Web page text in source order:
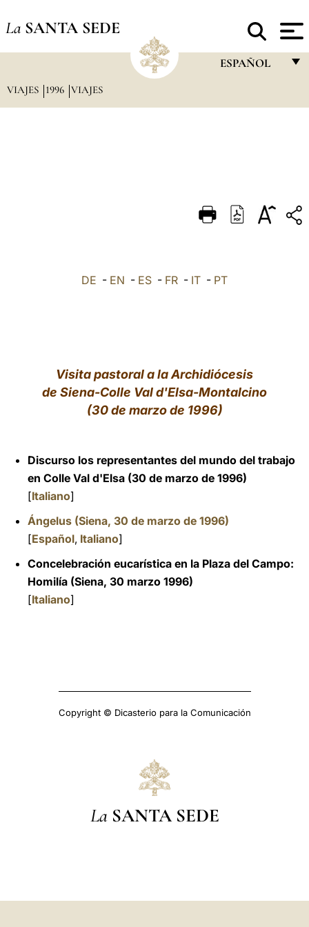
La SANTA SEDE
ESPAÑOL
DEUTSCH
العربيّة
VIAJES 1996 VIAJES
DE - EN - ES - FR - IT - PT
Visita pastoral a la Archidiócesis
de Siena-Colle Val d'Elsa-Montalcino
(30 de marzo de 1996)
Discurso los representantes del mundo del trabajo
en Colle Val d'Elsa (30 de marzo de 1996)
[Italiano]
Ángelus (Siena, 30 de marzo de 1996)
[Español, Italiano]
Concelebración eucarística en la Plaza del Campo:
Homilía (Siena, 30 marzo 1996)
[Italiano]
Copyright © Dicasterio para la Comunicación
La SANTA SEDE